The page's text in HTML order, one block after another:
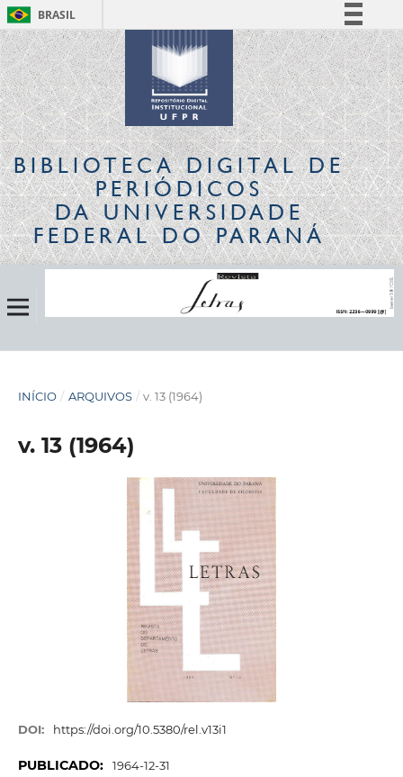
BRASIL
Simplifique!
Comunica BR
Participe
Acesso à informação
Legislação
Canais
BIBLIOTECA DIGITALDE
PERIÓDICOS
DA UNIVERSIDADE
FEDERAL DO PARANÁ
INÍCIO / ARQUIVOS / v. 13 (1964)
v. 13 (1964)
DOI: https://doi.org/10.5380/rel.v13i1
PUBLICADO: 1964-12-31